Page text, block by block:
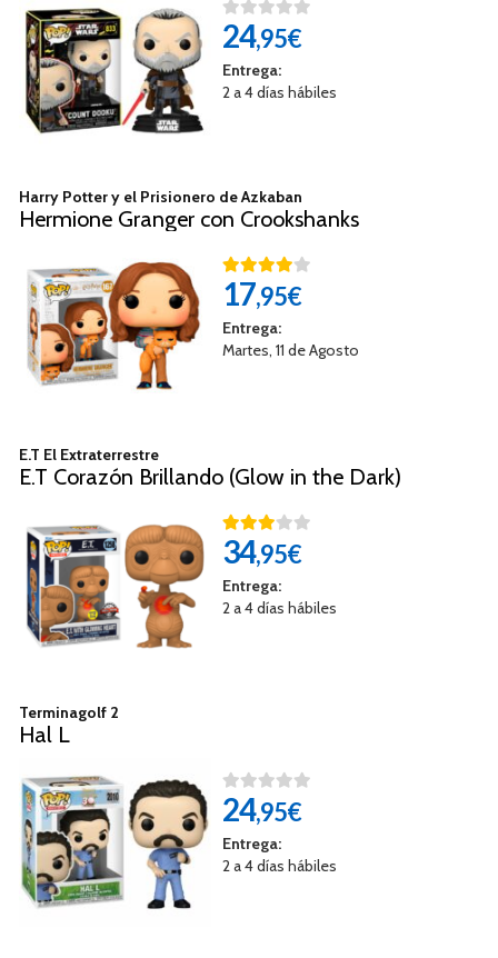
24,95€
Entrega:
2 a 4 días hábiles
Harry Potter y el Prisionero de Azkaban
Hermione Granger con Crookshanks
17,95€
Entrega:
Martes, 11 de Agosto
E.T El Extraterrestre
E.T Corazón Brillando (Glow in the Dark)
34,95€
Entrega:
2 a 4 días hábiles
Terminagolf 2
Hal L
24,95€
Entrega:
2 a 4 días hábiles